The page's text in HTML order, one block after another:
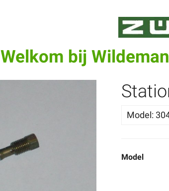
Welkom bij
Model:
Model